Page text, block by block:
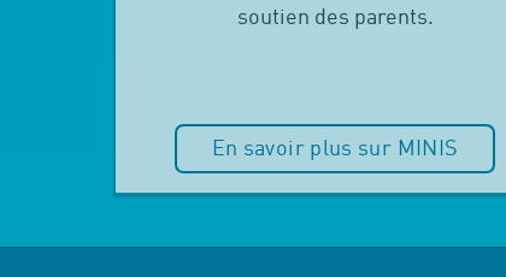
soutien des parents.
En savoir plus sur MINIS